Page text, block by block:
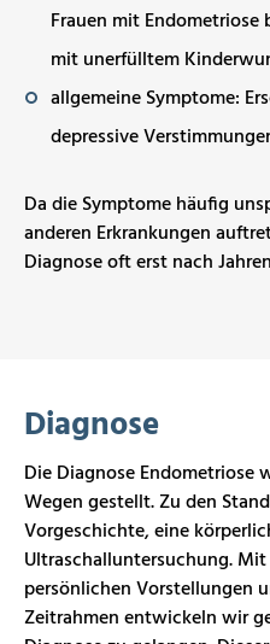
Frauen mit
mit unerfülltem
allgemeine Symptome:
depressive
Da die Symptome häufig
anderen Erkrankungen
Diagnose oft erst nach
Diagnose
Die Diagnose Endometriose
Wegen gestellt. Zu den
Vorgeschichte, eine
Ultraschalluntersuchung.
persönlichen Vorstellungen
Zeitrahmen entwickeln wir